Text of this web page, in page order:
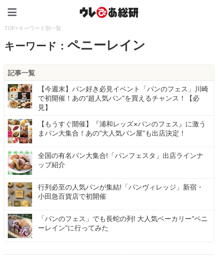
TOP>キーワード別一覧
キーワード：ペニーレイン
記事一覧
【今週末】パン好き必見イベント「パンのフェス」川崎
で初開催！あの“超人気パン”を買えるチャンス！【必
見】
【もうすぐ開催】『浦和レッズ×パンのフェス』に激う
まパン大集合！あの“大人気パン屋”も出店決定！
全国の有名パン大集合!「パンフェスタ」出店ラインナ
ップ紹介
行列必至の人気パンが集結!「パンヴィレッジ」新宿・
小田急百貨店で初開催
「パンのフェス」でも長蛇の列! 大人気ベーカリー“ペニ
ーレイン”に行ってみた